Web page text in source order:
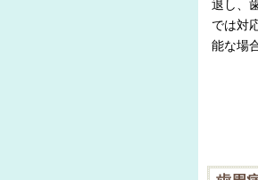
退し、
では対
能な場